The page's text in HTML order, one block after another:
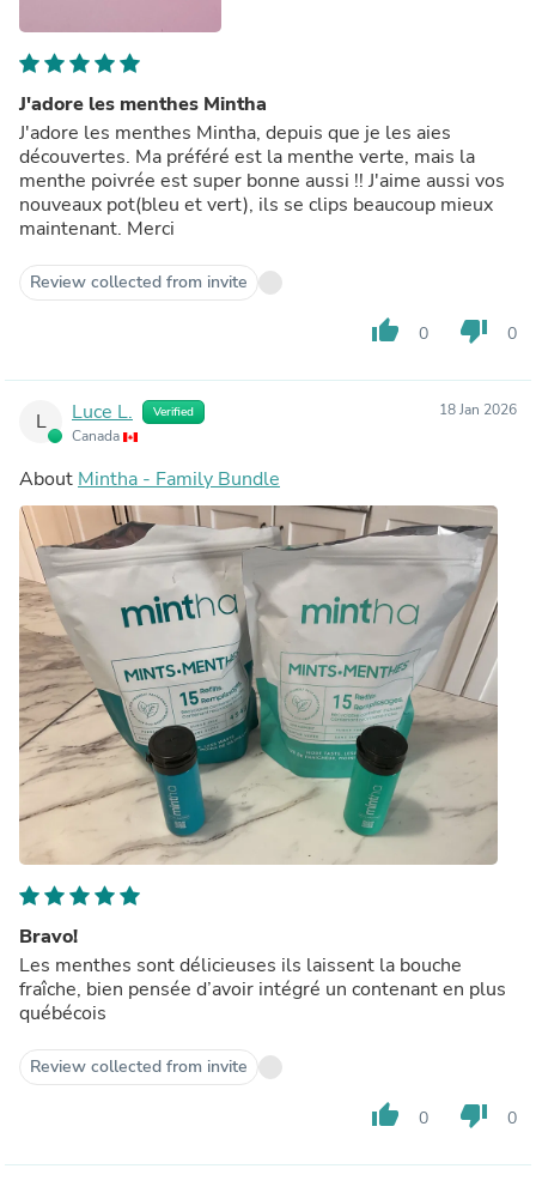
J'adore les menthes Mintha
J'adore les menthes Mintha, depuis que je les aies
découvertes. Ma préféré est la menthe verte, mais la
menthe poivrée est super bonne aussi !! J'aime aussi vos
nouveaux pot(bleu et vert), ils se clips beaucoup mieux
maintenant. Merci
Review collected from invite
thumb_up 0 thumb_down 0
L Luce L. Verified
Canada
18 Jan 2026
About Mintha - Family Bundle
Bravo!
Les menthes sont délicieuses ils laissent la bouche
fraîche, bien pensée d’avoir intégré un contenant en plus
québécois
Review collected from invite
thumb_up 0 thumb_down 0